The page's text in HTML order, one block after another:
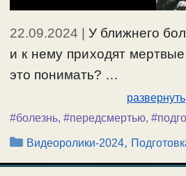
22.09.2024
У ближнего
и к нему приходят мертвые
это понимать? …
развернуть
#болезнь, #передсмертью,
Рубрики
Видеоролики-2024,